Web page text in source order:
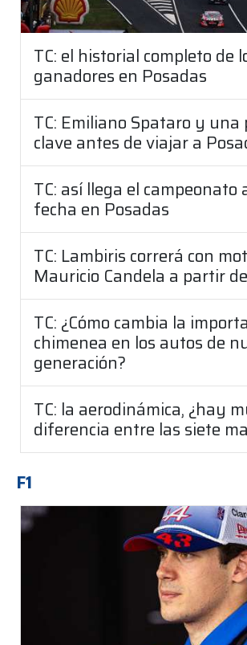
TC: el historial completo de
ganadores en Posadas
TC: Emiliano Spataro y una
clave antes de viajar a
TC: así llega el campeonato
fecha en Posadas
TC: Lambiris correrá con
Mauricio Candela a partir
TC: ¿Cómo cambia la
chimenea en los autos de
generación?
TC: la aerodinámica, ¿hay
diferencia entre las siete
F1